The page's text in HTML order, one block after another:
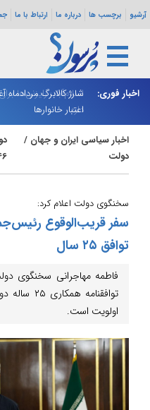
آرشیو برچسب ها درباره ما ارتباط با ما جمعه
اخبار فوری:
اسلام‌آباد: رایزنی‌ها
دارد
شارژ کالابرگ
اعتبار خانوارها
اخبار سیاسی ایران و جهان /
دولت
سخنگوی دولت اعلام کرد:
سفر قریب‌الوقوع
توافق ۲۵ سال
فاطمه مهاجرانی سخنگوی
اولویت است‌.